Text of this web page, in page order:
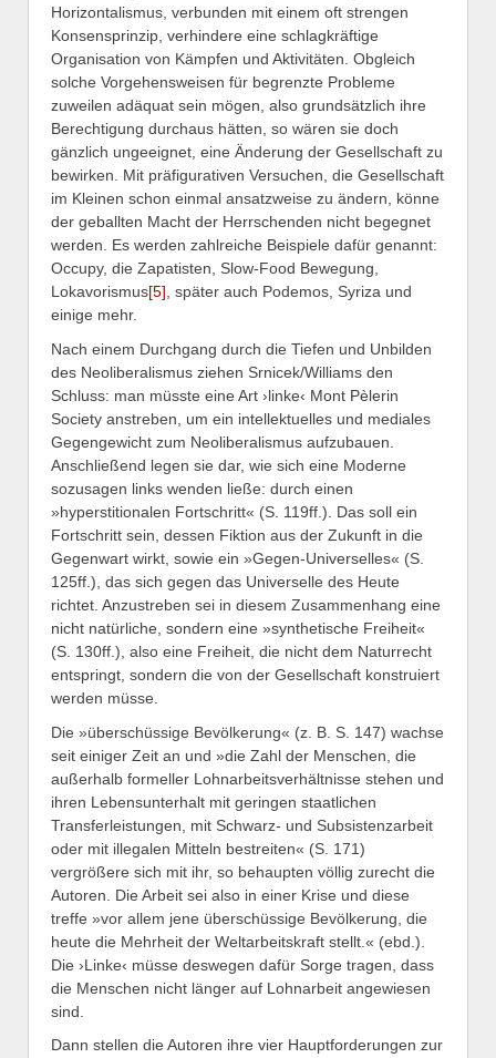
Horizontalismus, verbunden mit einem oft strengen
Konsensprinzip, verhindere eine schlagkräftige
Organisation von Kämpfen und Aktivitäten. Obgleich
solche Vorgehensweisen für begrenzte Probleme
zuweilen adäquat sein mögen, also grundsätzlich ihre
Berechtigung durchaus hätten, so wären sie doch
gänzlich ungeeignet, eine Änderung der Gesellschaft zu
bewirken. Mit präfigurativen Versuchen, die Gesellschaft
im Kleinen schon einmal ansatzweise zu ändern, könne
der geballten Macht der Herrschenden nicht begegnet
werden. Es werden zahlreiche Beispiele dafür genannt:
Occupy, die Zapatisten, Slow-Food Bewegung,
Lokavorismus[5] , später auch Podemos, Syriza und
einige mehr.
Nach einem Durchgang durch die Tiefen und Unbilden
des Neoliberalismus ziehen Srnicek/Williams den
Schluss: man müsste eine Art ›linke‹ Mont Pèlerin
Society anstreben, um ein intellektuelles und mediales
Gegengewicht zum Neoliberalismus aufzubauen.
Anschließend legen sie dar, wie sich eine Moderne
sozusagen links wenden ließe: durch einen
»hyperstitionalen Fortschritt« (S. 119ff.). Das soll ein
Fortschritt sein, dessen Fiktion aus der Zukunft in die
Gegenwart wirkt, sowie ein »Gegen-Universelles« (S.
125ff.), das sich gegen das Universelle des Heute
richtet. Anzustreben sei in diesem Zusammenhang eine
nicht natürliche, sondern eine »synthetische Freiheit«
(S. 130ff.), also eine Freiheit, die nicht dem Naturrecht
entspringt, sondern die von der Gesellschaft konstruiert
werden müsse.
Die »überschüssige Bevölkerung« (z. B. S. 147) wachse
seit einiger Zeit an und »die Zahl der Menschen, die
außerhalb formeller Lohnarbeitsverhältnisse stehen und
ihren Lebensunterhalt mit geringen staatlichen
Transferleistungen, mit Schwarz- und Subsistenzarbeit
oder mit illegalen Mitteln bestreiten« (S. 171)
vergrößere sich mit ihr, so behaupten völlig zurecht die
Autoren. Die Arbeit sei also in einer Krise und diese
treffe »vor allem jene überschüssige Bevölkerung, die
heute die Mehrheit der Weltarbeitskraft stellt.« (ebd.).
Die ›Linke‹ müsse deswegen dafür Sorge tragen, dass
die Menschen nicht länger auf Lohnarbeit angewiesen
sind.
Dann stellen die Autoren ihre vier Hauptforderungen zur